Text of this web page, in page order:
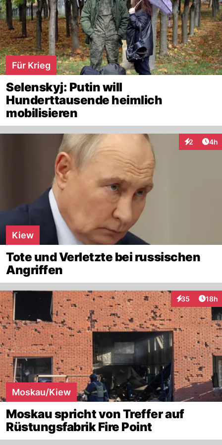
Für Krieg
Selenskyj: Putin will
Hunderttausende heimlich
mobilisieren
2 4h
Kiew
Tote und Verletzte bei russischen
Angriffen
35
Interaktionen
18h
Moskau/Kiew
Moskau spricht von Treffer auf
Rüstungsfabrik Fire Point